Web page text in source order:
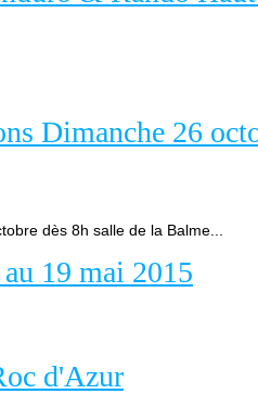
Dimanche 26
dès 8h salle de la Balme...
19 mai 2015
d'Azur